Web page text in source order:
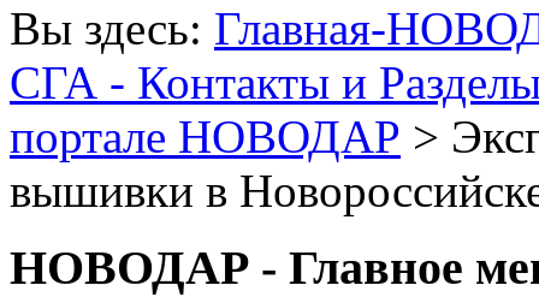
Вы здесь: Главная-
СГА - Контакты и
портале НОВОДАР >
вышивки в
НОВОДАР - Главное